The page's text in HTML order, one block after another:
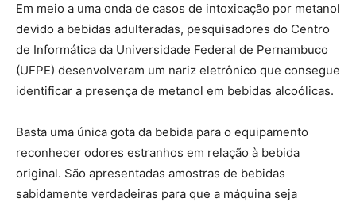
Em meio a uma onda de casos de intoxicação por metanol
devido a bebidas adulteradas, pesquisadores do Centro
de Informática da Universidade Federal de Pernambuco
(UFPE) desenvolveram um nariz eletrônico que consegue
identificar a presença de metanol em bebidas alcoólicas.
Basta uma única gota da bebida para o equipamento
reconhecer odores estranhos em relação à bebida
original. São apresentadas amostras de bebidas
sabidamente verdadeiras para que a máquina seja